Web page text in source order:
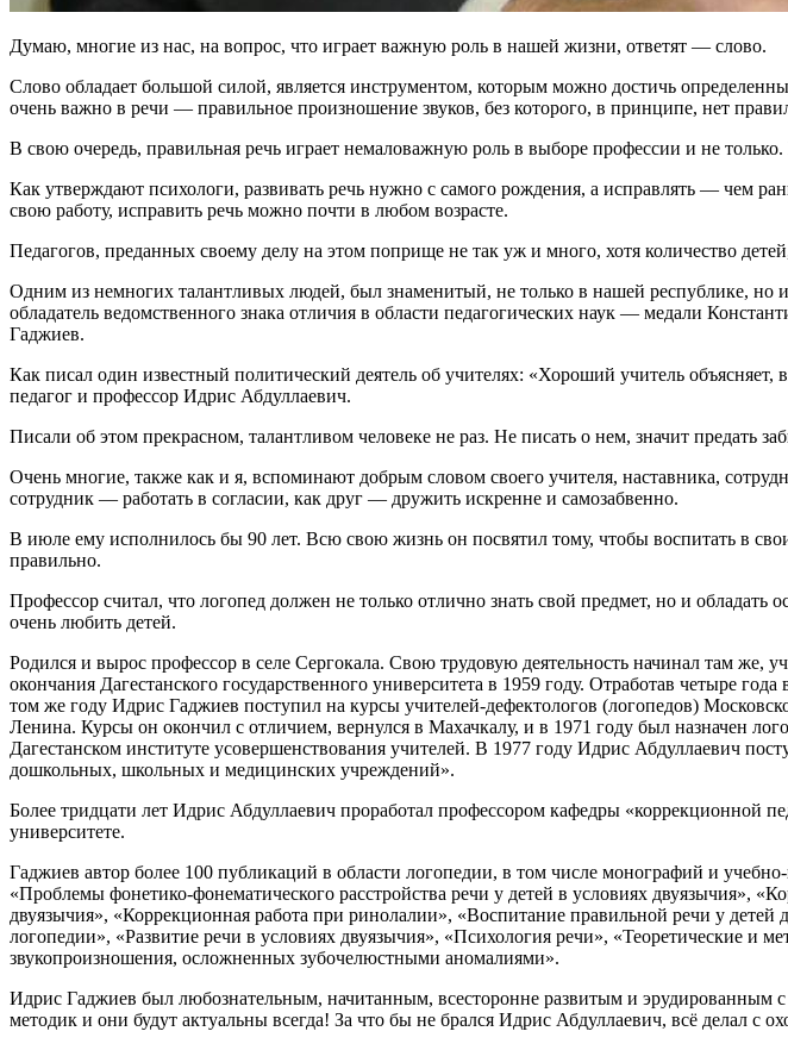
Думаю, многие из нас, на вопрос, что играет важную роль в нашей жизни, ответят — слово.
Слово обладает большой силой, является инструментом, которым можно достичь
очень важно в речи — правильное произношение звуков, без которого, в принципе, нет
В свою очередь, правильная речь играет немаловажную роль в выборе профессии и не
Как утверждают психологи, развивать речь нужно с самого рождения, а исправлять — чем
свою работу, исправить речь можно почти в любом возрасте.
Педагогов, преданных своему делу на этом поприще не так уж и много, хотя количество
Одним из немногих талантливых людей, был знаменитый, не только в нашей республике, но
обладатель ведомственного знака отличия в области педагогических наук — медали
Гаджиев.
Как писал один известный политический деятель об учителях: «Хороший учитель
педагог и профессор Идрис Абдуллаевич.
Писали об этом прекрасном, талантливом человеке не раз. Не писать о нем, значит предать
Очень многие, также как и я, вспоминают добрым словом своего учителя, наставника,
сотрудник — работать в согласии, как друг — дружить искренне и самозабвенно.
В июле ему исполнилось бы 90 лет. Всю свою жизнь он посвятил тому, чтобы воспитать в
правильно.
Профессор считал, что логопед должен не только отлично знать свой предмет, но и
очень любить детей.
Родился и вырос профессор в селе Сергокала. Свою трудовую деятельность начинал там же,
окончания Дагестанского государственного университета в 1959 году. Отработав четыре
том же году Идрис Гаджиев поступил на курсы учителей-дефектологов (логопедов)
Ленина. Курсы он окончил с отличием, вернулся в Махачкалу, и в 1971 году был назначен
Дагестанском институте усовершенствования учителей. В 1977 году Идрис Абдуллаевич
дошкольных, школьных и медицинских учреждений».
Более тридцати лет Идрис Абдуллаевич проработал профессором кафедры «коррекционной
университете.
Гаджиев автор более 100 публикаций в области логопедии, в том числе монографий и
«Проблемы фонетико-фонематического расстройства речи у детей в условиях двуязычия»,
двуязычия», «Коррекционная работа при ринолалии», «Воспитание правильной речи у
логопедии», «Развитие речи в условиях двуязычия», «Психология речи», «Теоретические и
звукопроизношения, осложненных зубочелюстными аномалиями».
Идрис Гаджиев был любознательным, начитанным, всесторонне развитым и эрудированным
методик и они будут актуальны всегда! За что бы не брался Идрис Абдуллаевич, всё делал с